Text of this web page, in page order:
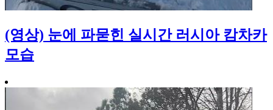
(영상) 눈에 파묻힌 실시간 러시아 캄차카
모습